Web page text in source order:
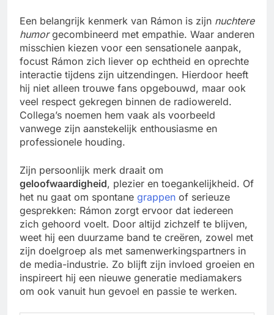
Een belangrijk kenmerk van Rámon is zijn nuchtere
humorgecombineerd met empathie. Waar anderen
misschien kiezen voor een sensationele aanpak,
focust Rámon zich liever op echtheid en oprechte
interactie tijdens zijn uitzendingen. Hierdoor heeft
hij niet alleen trouwe fans opgebouwd, maar ook
veel respect gekregen binnen de radiowereld.
Collega’s noemen hem vaak als voorbeeld
vanwege zijn aanstekelijk enthousiasme en
professionele houding.
Zijn persoonlijk merk draait om
geloofwaardigheid, plezier en toegankelijkheid. Of
het nu gaat om spontane grappen of serieuze
gesprekken: Rámon zorgt ervoor dat iedereen
zich gehoord voelt. Door altijd zichzelf te blijven,
weet hij een duurzame band te creëren, zowel met
zijn doelgroep als met samenwerkingspartners in
de media-industrie. Zo blijft zijn invloed groeien en
inspireert hij een nieuwe generatie mediamakers
om ook vanuit hun gevoel en passie te werken.